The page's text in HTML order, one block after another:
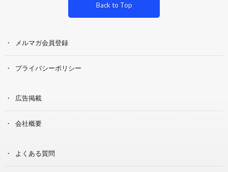
Back to Top
メルマガ会員登録
プライバシーポリシー
広告掲載
会社概要
よくある質問